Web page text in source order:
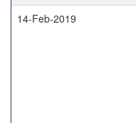
14-Feb-2019